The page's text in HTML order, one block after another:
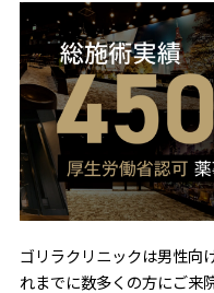
ゴリラクリニックは男性向
れまでに数多くの方にご来